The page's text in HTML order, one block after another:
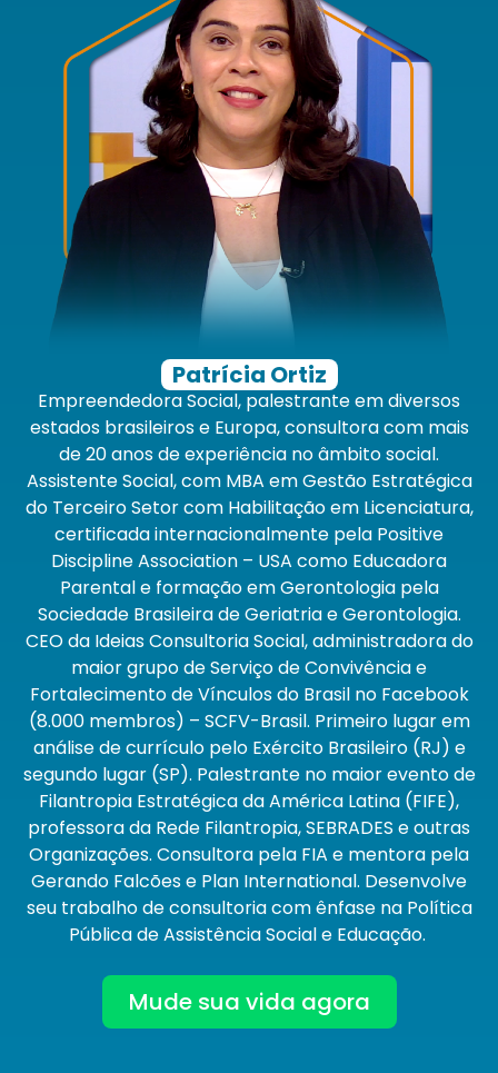
Patrícia Ortiz
Empreendedora Social, palestrante em diversos
estados brasileiros e Europa, consultora com mais
de 20 anos de experiência no âmbito social.
Assistente Social, com MBA em Gestão Estratégica
do Terceiro Setor com Habilitação em Licenciatura,
certificada internacionalmente pela Positive
DisciplineAssociation – USA como Educadora
Parental e formação em Gerontologia pela
Sociedade Brasileira de Geriatria e Gerontologia.
CEO da Ideias Consultoria Social, administradora do
maior grupo de Serviço de Convivência e
Fortalecimento de Vínculos do Brasil no Facebook
(8.000 membros) – SCFV-Brasil. Primeiro lugar em
análise de currículo pelo Exército Brasileiro (RJ) e
segundo lugar (SP). Palestrante no maior evento de
Filantropia Estratégica da América Latina (FIFE),
professora da Rede Filantropia, SEBRADES e outras
Organizações. Consultora pela FIA e mentora pela
Gerando Falcões e Plan International. Desenvolve
seu trabalho de consultoria com ênfase na Política
Pública de Assistência Social e Educação.
Mude sua vida agora